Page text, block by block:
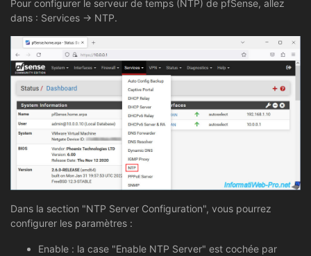
Pour configurer le serveur de temps (NTP) de pfSense, allez
dans : Services -> NTP.
Dans la section "NTP Server Configuration", vous pourrez
configurer les paramètres :
Enable : la case "Enable NTP Server" est cochée par